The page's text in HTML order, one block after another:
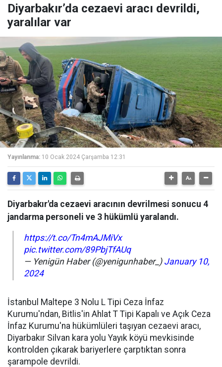
Diyarbakır’da cezaevi aracı devrildi,
yaralılar var
Yayınlanma: 10 Ocak 2024 Çarşamba 12:31
Diyarbakır'da cezaevi aracının devrilmesi sonucu 4
jandarma personeli ve 3 hükümlü yaralandı.
https://t.co/Tn4mAJMiVx
pic.twitter.com/89PbjTfAUq
— Yenigün Haber (@yenigunhaber_) January 10,
2024
İstanbul Maltepe 3 Nolu L Tipi Ceza İnfaz
Kurumu'ndan, Bitlis'in Ahlat T Tipi Kapalı ve Açık Ceza
İnfaz Kurumu'na hükümlüleri taşıyan cezaevi aracı,
Diyarbakır Silvan kara yolu Yayık köyü mevkisinde
kontrolden çıkarak bariyerlere çarptıktan sonra
şarampole devrildi.